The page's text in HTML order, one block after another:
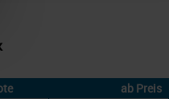
ab Preis